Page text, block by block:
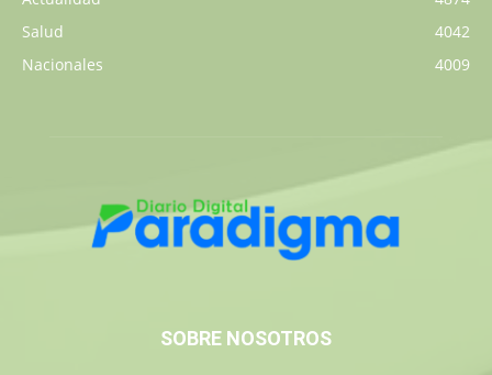
Salud
4042
Nacionales
4009
SOBRE NOSOTROS